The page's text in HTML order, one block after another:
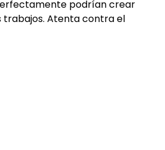
podrían crear
trabajos. Atenta contra el